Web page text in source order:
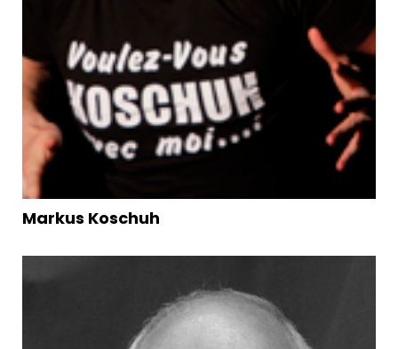
Markus Koschuh